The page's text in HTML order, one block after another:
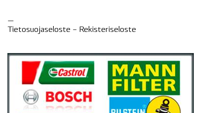
—
Tietosuojaseloste – Rekisteriseloste